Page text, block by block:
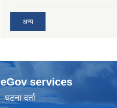
अन्य
eGov services
घटना दर्ता